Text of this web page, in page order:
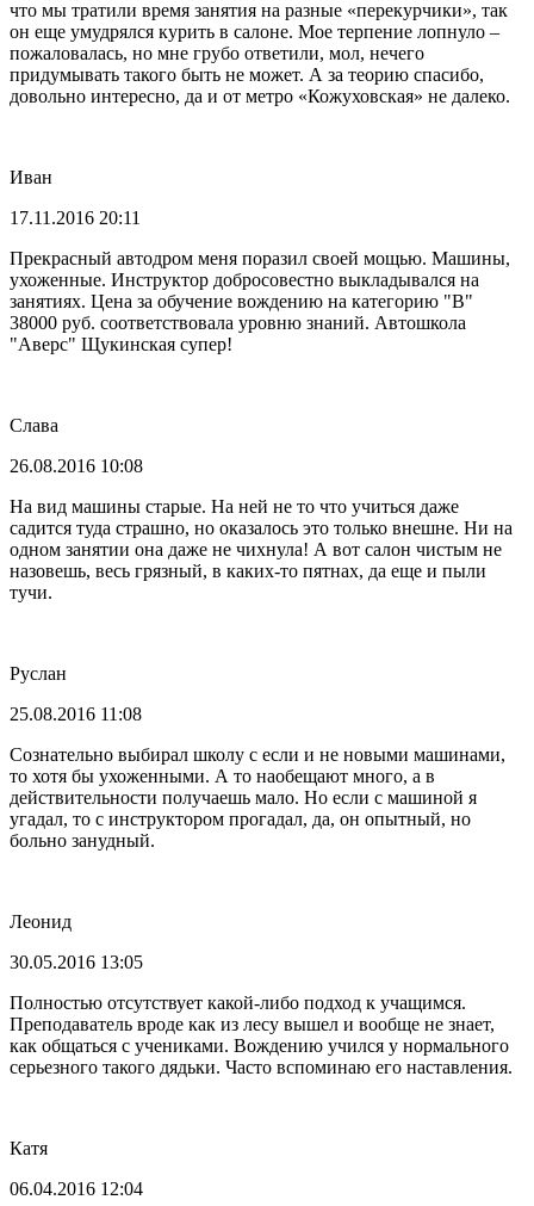
что мы тратили время занятия на разные «перекурчики», так
он еще умудрялся курить в салоне. Мое терпение лопнуло –
пожаловалась, но мне грубо ответили, мол, нечего
придумывать такого быть не может. А за теорию спасибо,
довольно интересно, да и от метро «Кожуховская» не далеко.
Иван
17.11.2016 20:11
Прекрасный автодром меня поразил своей мощью. Машины,
ухоженные. Инструктор добросовестно выкладывался на
занятиях. Цена за обучение вождению на категорию "В"
38000 руб. соответствовала уровню знаний. Автошкола
"Аверс" Щукинская супер!
Слава
26.08.2016 10:08
На вид машины старые. На ней не то что учиться даже
садится туда страшно, но оказалось это только внешне. Ни на
одном занятии она даже не чихнула! А вот салон чистым не
назовешь, весь грязный, в каких-то пятнах, да еще и пыли
тучи.
Руслан
25.08.2016 11:08
Сознательно выбирал школу с если и не новыми машинами,
то хотя бы ухоженными. А то наобещают много, а в
действительности получаешь мало. Но если с машиной я
угадал, то с инструктором прогадал, да, он опытный, но
больно занудный.
Леонид
30.05.2016 13:05
Полностью отсутствует какой-либо подход к учащимся.
Преподаватель вроде как из лесу вышел и вообще не знает,
как общаться с учениками. Вождению учился у нормального
серьезного такого дядьки. Часто вспоминаю его наставления.
Катя
06.04.2016 12:04